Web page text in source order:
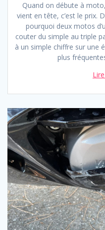
Quand on débute à
vient en tête, c’est le prix.
pourquoi deux motos
couter du simple au triple
à un simple chiffre sur une
plus